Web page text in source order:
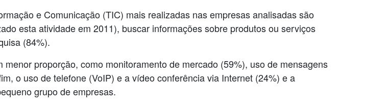
e Comunicação (TIC) mais realizadas nas empresas analisadas são
esta atividade em 2011), buscar informações sobre produtos ou serviços
(84%).
proporção, como monitoramento de mercado (59%), uso de mensagens
o uso de telefone (VoIP) e a vídeo conferência via Internet (24%) e a
grupo de empresas.